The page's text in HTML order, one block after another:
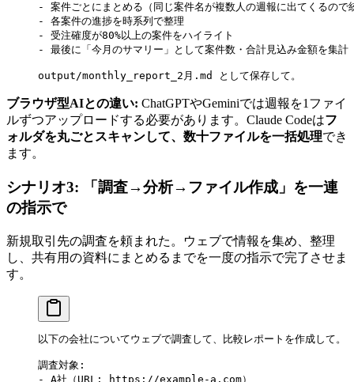
- 案件ごとにまとめる（同じ案件名が複数人の週報に出てくるので
- 各案件の進捗を時系列で整理
- 受注確度が80%以上の案件をハイライト
- 最後に「今月のサマリー」として案件数・合計見込み金額を集計
output/monthly_report_2月.md として保存して。
ブラウザ型AIとの違い: ChatGPTやGeminiでは週報を1ファイ
ルずつアップロードする必要があります。Claude Codeはフ
ォルダを丸ごとスキャンして、数十ファイルを一括処理でき
ます。
シナリオ3: 「調査→分析→ファイル作成」を一連
の指示で
新規取引先の調査を頼まれた。ウェブで情報を集め、整理
し、共有用の資料にまとめるまでを一度の指示で完了させま
す。
以下の会社についてウェブで調査して、比較レポートを作成して。
調査対象:
- A社（URL: https://example-a.com）